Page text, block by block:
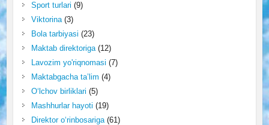
Sport turlari (9)
Viktorina(3)
Bola tarbiyasi (23)
Maktab direktoriga(12)
Lavozim yo'riqnomasi (7)
Maktabgacha ta’lim (4)
O‘lchov birliklari (5)
Mashhurlar hayoti (19)
Direktor o‘rinbosariga(61)